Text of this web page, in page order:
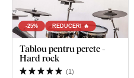
-25% REDUCERI 🔥
Tablou pentru perete -
Hard rock
(1)